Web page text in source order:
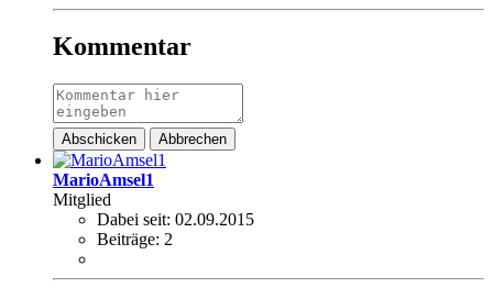
Kommentar
Abschicken Abbrechen
MarioAmsel1
Mitglied
Dabei seit: 02.09.2015
Beiträge: 2